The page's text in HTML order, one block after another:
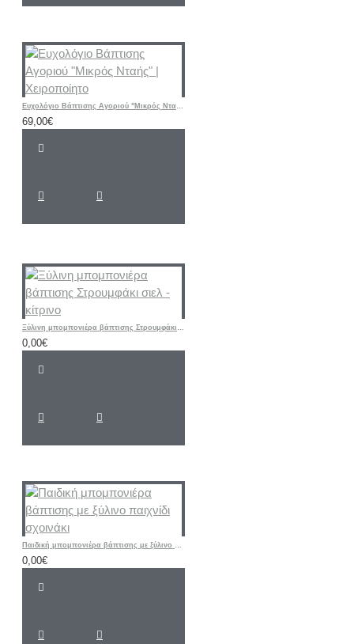
Ευχολόγιο Βάπτισης Αγοριού "Μικρός Νταής" | Χειροποίητο
69,00€
Ξύλινη μπομπονιέρα βάπτισης Στρουμφάκι σιελ - κίτρινο
0,00€
Παιδική μπομπονιέρα βάπτισης με ξύλινο παιχνίδι σχοινάκι
0,00€